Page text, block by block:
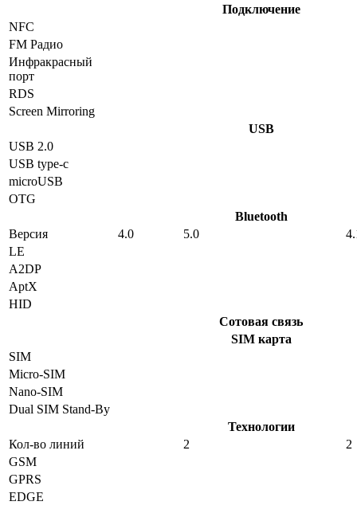
Подключение
NFC
FM Радио
Инфракрасный
порт
RDS
Screen Mirroring
USB
USB 2.0
USB type-c
microUSB
OTG
Bluetooth
Версия
4.0 5.0
LE
A2DP
AptX
HID
Сотовая связь
SIM карта
SIM
Micro-SIM
Nano-SIM
Dual SIM Stand-By
Технологии
Кол-во линий
2
2
GSM
GPRS
EDGE